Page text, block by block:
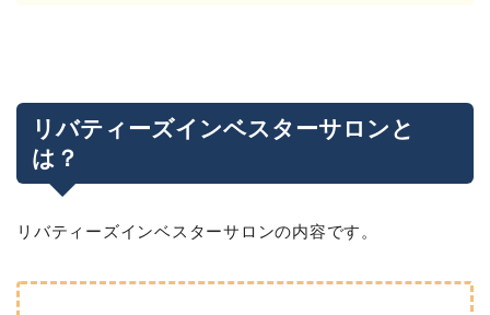
リバティーズインベスターサロンと
は？
リバティーズインベスターサロンの内容です。